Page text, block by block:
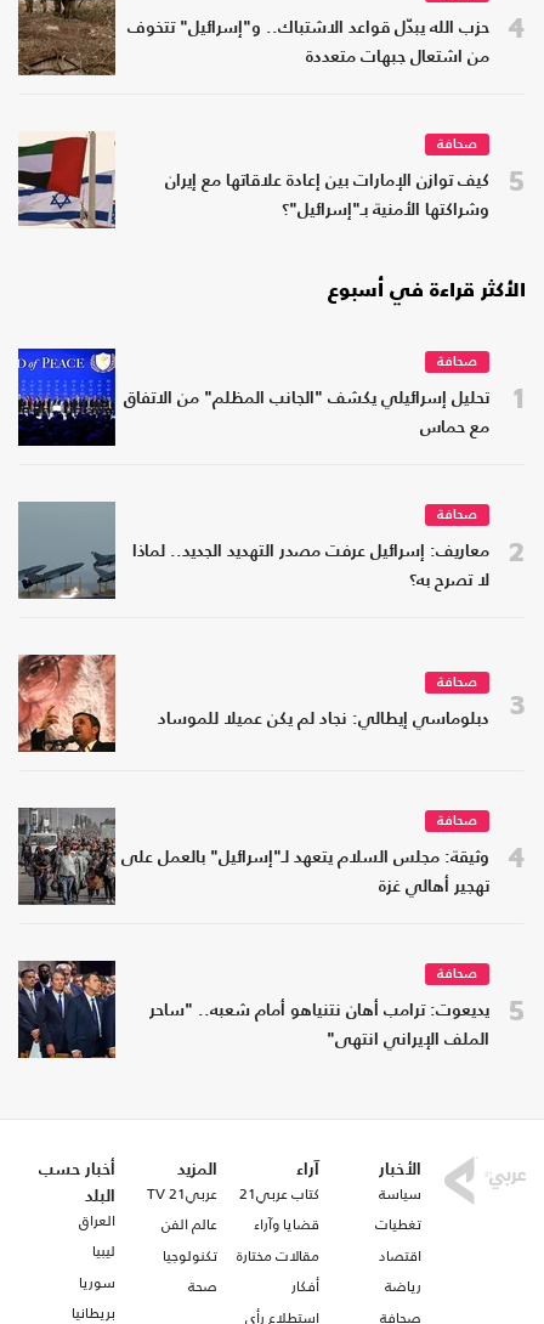
4
حزب الله يبدّل قواعد الاشتباك.. و"إسرائيل" تتخوف
من اشتعال جبهات متعددة
5
صحافة
كيف توازن الإمارات بين إعادة علاقاتها مع إيران
وشراكتها الأمنية بـ"إسرائيل"؟
الأكثر قراءة في أسبوع
1
صحافة
تحليل إسرائيلي يكشف "الجانب المظلم" من الاتفاق
مع حماس
2
صحافة
معاريف: إسرائيل عرفت مصدر التهديد الجديد.. لماذا
لا تصرح به؟
3
صحافة
دبلوماسي إيطالي: نجاد لم يكن عميلا للموساد
4
صحافة
وثيقة: مجلس السلام يتعهد لـ"إسرائيل" بالعمل على
تهجير أهالي غزة
5
صحافة
يديعوت: ترامب أهان نتنياهو أمام شعبه.. "ساحر
الملف الإيراني انتهى"
الأخبار
سياسة
تغطيات
اقتصاد
رياضة
صحافة
آراء
كتاب عربي21
قضايا وآراء
مقالات مختارة
أفكار
استطلاع رأي
المزيد
عربي21 TV
عالم الفن
تكنولوجيا
صحة
أخبار حسب
البلد
العراق
ليبيا
سوريا
بريطانيا